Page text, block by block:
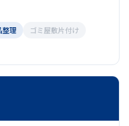
整理
ゴミ屋敷片付け